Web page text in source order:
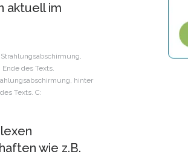
aktuell im
hinter
Texts. C:
wie z.B.